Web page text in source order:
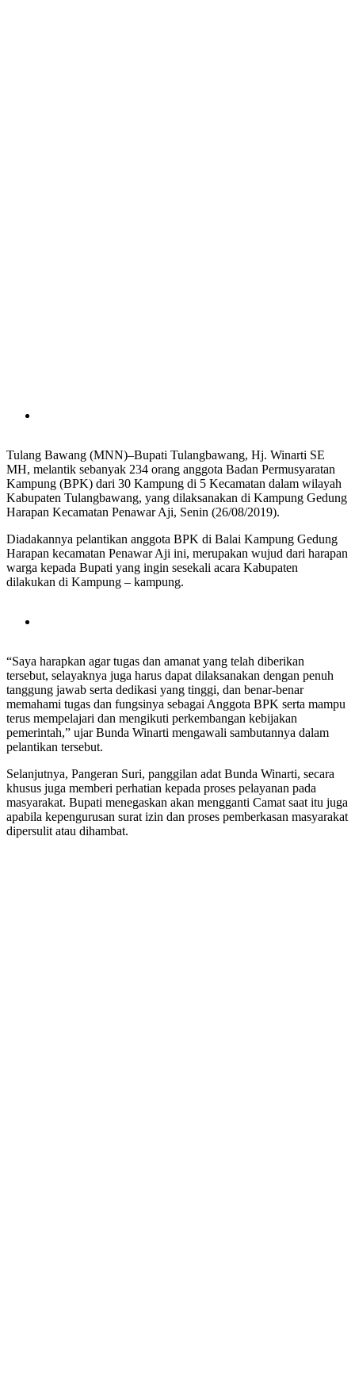
Tulang Bawang (MNN)–Bupati Tulangbawang, Hj. Winarti SE
MH, melantik sebanyak 234 orang anggota Badan Permusyaratan
Kampung (BPK) dari 30 Kampung di 5 Kecamatan dalam wilayah
Kabupaten Tulangbawang, yang dilaksanakan di Kampung Gedung
Harapan Kecamatan Penawar Aji, Senin (26/08/2019).
Diadakannya pelantikan anggota BPK di Balai Kampung Gedung
Harapan kecamatan Penawar Aji ini, merupakan wujud dari harapan
warga kepada Bupati yang ingin sesekali acara Kabupaten
dilakukan di Kampung – kampung.
“Saya harapkan agar tugas dan amanat yang telah diberikan
tersebut, selayaknya juga harus dapat dilaksanakan dengan penuh
tanggung jawab serta dedikasi yang tinggi, dan benar-benar
memahami tugas dan fungsinya sebagai Anggota BPK serta mampu
terus mempelajari dan mengikuti perkembangan kebijakan
pemerintah,” ujar Bunda Winarti mengawali sambutannya dalam
pelantikan tersebut.
Selanjutnya, Pangeran Suri, panggilan adat Bunda Winarti, secara
khusus juga memberi perhatian kepada proses pelayanan pada
masyarakat. Bupati menegaskan akan mengganti Camat saat itu juga
apabila kepengurusan surat izin dan proses pemberkasan masyarakat
dipersulit atau dihambat.